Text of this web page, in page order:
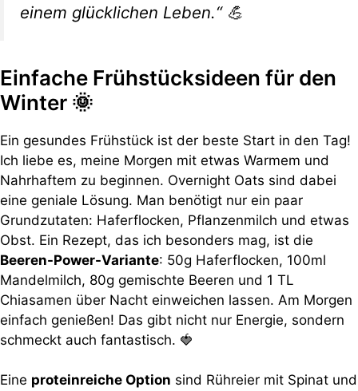
einem glücklichen Leben.“ 💪
Einfache Frühstücksideen für den
Winter 🌞
Ein gesundes Frühstück ist der beste Start in den Tag!
Ich liebe es, meine Morgen mit etwas Warmem und
Nahrhaftem zu beginnen. Overnight Oats sind dabei
eine geniale Lösung. Man benötigt nur ein paar
Grundzutaten: Haferflocken, Pflanzenmilch und etwas
Obst. Ein Rezept, das ich besonders mag, ist die
Beeren-Power-Variante: 50g Haferflocken, 100ml
Mandelmilch, 80g gemischte Beeren und 1 TL
Chiasamen über Nacht einweichen lassen. Am Morgen
einfach genießen! Das gibt nicht nur Energie, sondern
schmeckt auch fantastisch. 🍓
Eine proteinreiche Option sind Rühreier mit Spinat und